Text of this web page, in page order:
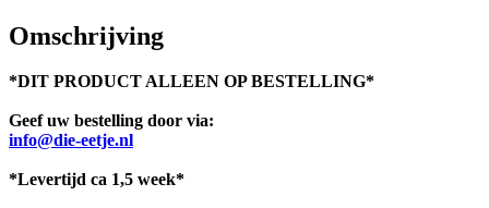
Omschrijving
*DIT PRODUCT ALLEEN OP BESTELLING*
Geef uw bestelling door via:
info@die-eetje.nl
*Levertijd ca 1,5 week*